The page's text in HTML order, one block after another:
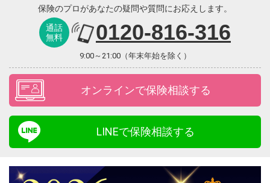
保険のプロがあなたの疑問や質問にお応えします。
通話
無料
0120-816-316
9:00～21:00（年末年始を除く）
オンラインで保険相談する
LINEで保険相談する